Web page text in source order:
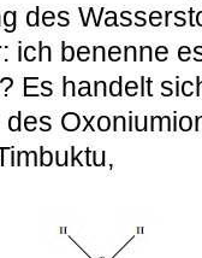
des
ich benenne
Es handelt